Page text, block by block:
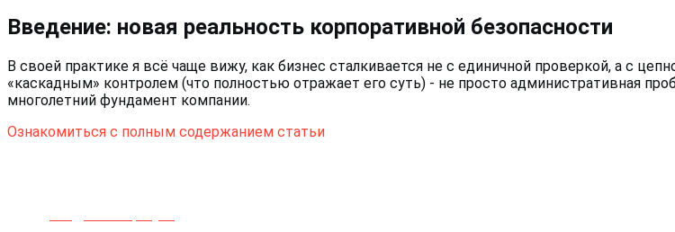
Введение: новая реальность корпоративной безопасности
В своей практике я всё чаще вижу, как бизнес сталкивается не с единичной проверкой, а с
«каскадным» контролем (что полностью отражает его суть) - не просто административная
многолетний фундамент компании.
Ознакомиться с полным содержанием статьи